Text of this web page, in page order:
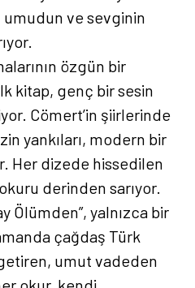
umudun ve sevginin
özgün bir
kitap, genç bir sesin
Cömert’in şiirlerinde
yankıları, modern bir
Her dizede hissedilen
derinden sarıyor.
Ölümden”, yalnızca bir
çağdaş Türk
umut vadeden